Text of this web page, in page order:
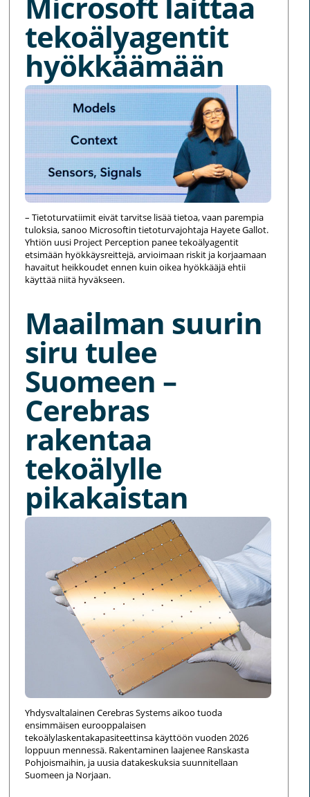
tekoälyagentit
hyökkäämään
– Tietoturvatiimit eivät tarvitse lisää tietoa, vaan parempia
tuloksia, sanoo Microsoftin tietoturvajohtaja Hayete Gallot.
Yhtiön uusi Project Perception panee tekoälyagentit
etsimään hyökkäysreittejä, arvioimaan riskit ja korjaamaan
havaitut heikkoudet ennen kuin oikea hyökkääjä ehtii
käyttää niitä hyväkseen.
Maailman suurin
siru tulee
Suomeen –
Cerebras
rakentaa
tekoälylle
pikakaistan
Yhdysvaltalainen Cerebras Systems aikoo tuoda
ensimmäisen eurooppalaisen
tekoälylaskentakapasiteettinsa käyttöön vuoden 2026
loppuun mennessä. Rakentaminen laajenee Ranskasta
Pohjoismaihin, ja uusia datakeskuksia suunnitellaan
Suomeen ja Norjaan.